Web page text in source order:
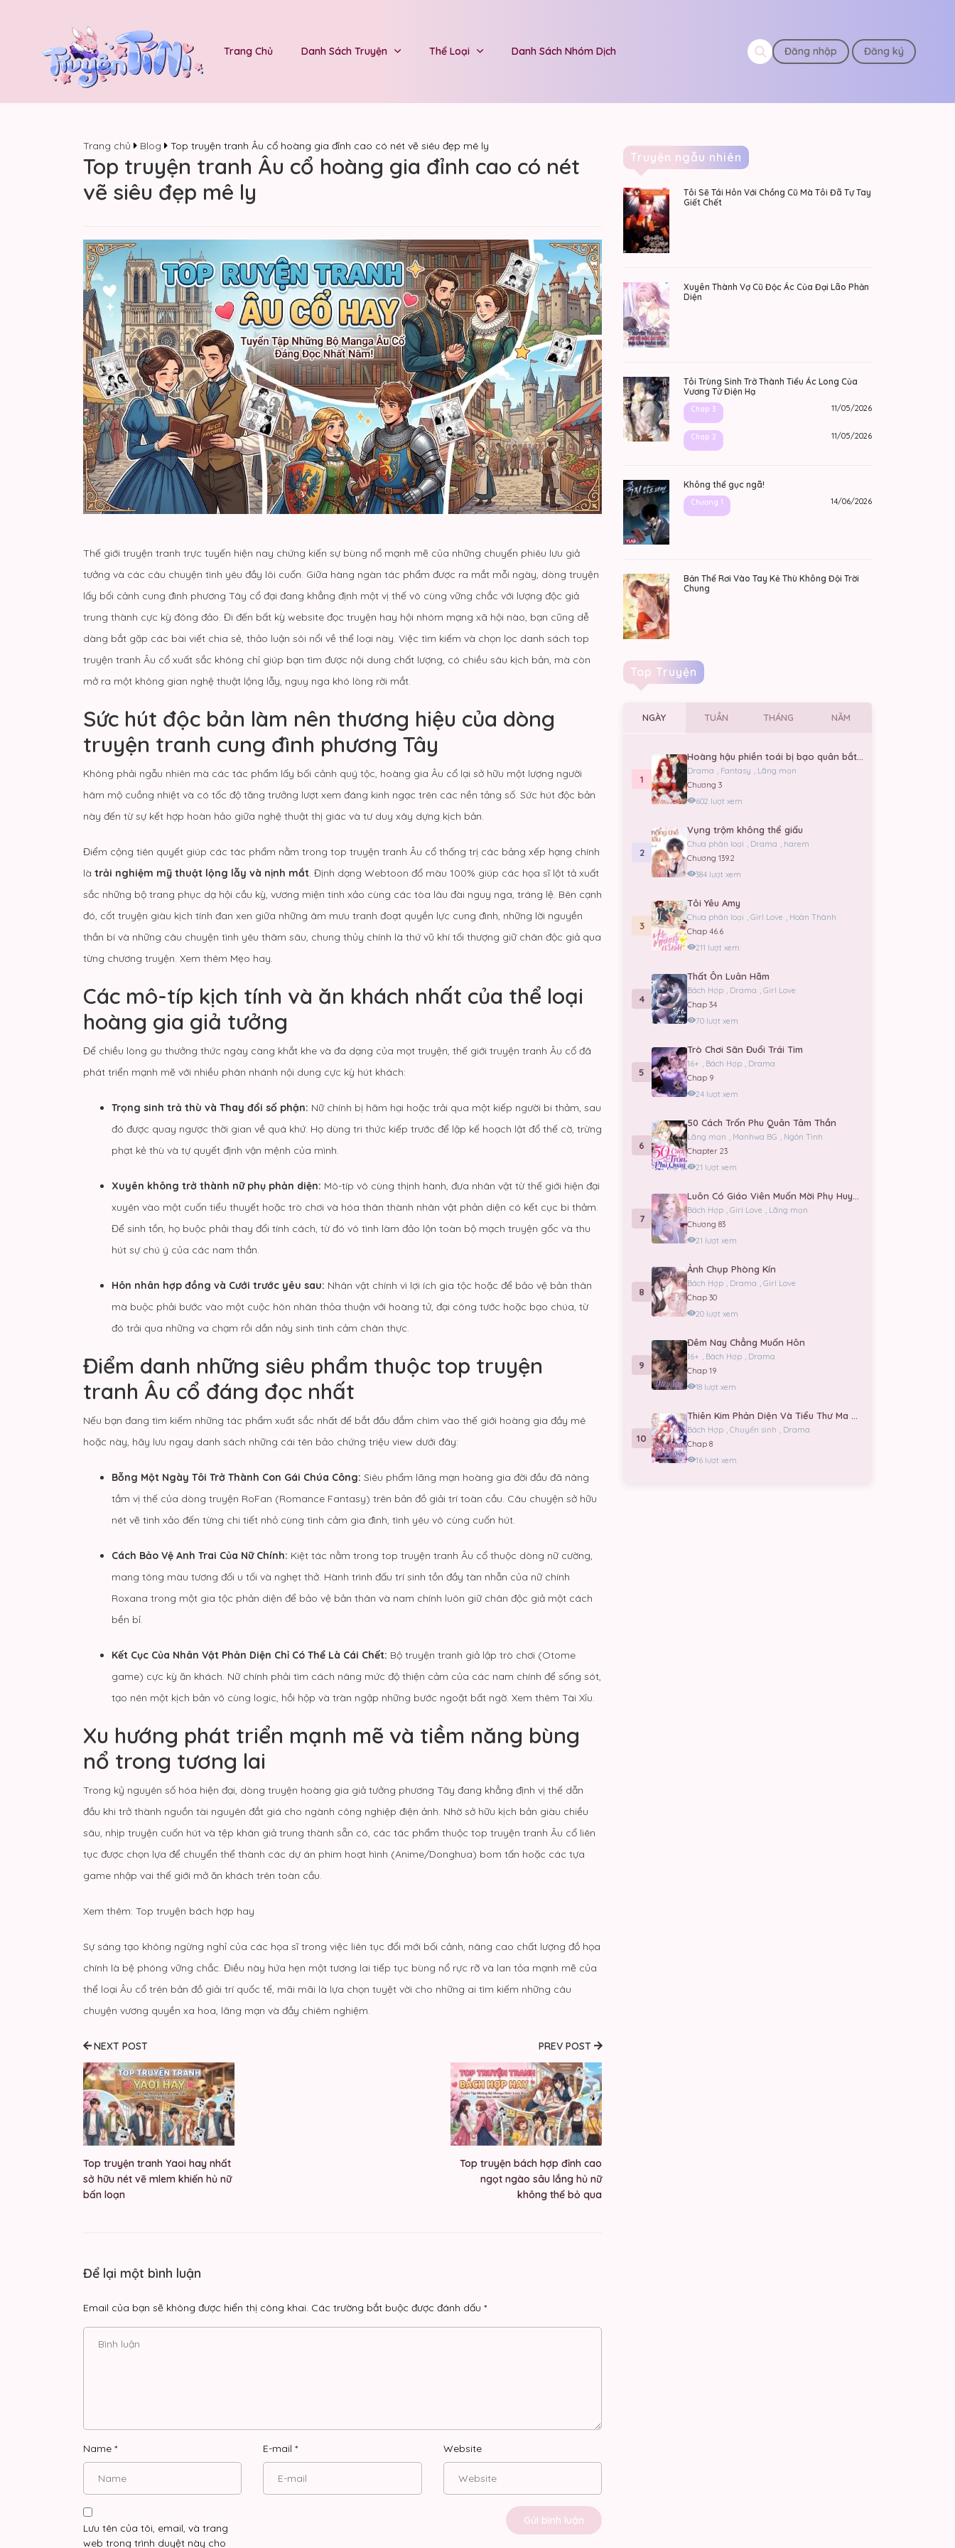
Trang Chủ Danh Sách Truyện Thể Loại Danh Sách Nhóm Dịch Đăng nhập Đăng ký
Trang chủ Blog Top truyện tranh Âu cổ hoàng gia đỉnh cao có nét vẽ siêu đẹp mê ly
Top truyện tranh Âu cổ hoàng gia đỉnh cao có nét
vẽ siêu đẹp mê ly
Thế giới truyện tranh trực tuyến hiện nay chứng kiến sự bùng nổ mạnh mẽ của những chuyến phiêu lưu giả
tưởng và các câu chuyện tình yêu đầy lôi cuốn. Giữa hàng ngàn tác phẩm được ra mắt mỗi ngày, dòng truyện
lấy bối cảnh cung đình phương Tây cổ đại đang khẳng định một vị thế vô cùng vững chắc với lượng độc giả
trung thành cực kỳ đông đảo. Đi đến bất kỳ website đọc truyện hay hội nhóm mạng xã hội nào, bạn cũng dễ
dàng bắt gặp các bài viết chia sẻ, thảo luận sôi nổi về thể loại này. Việc tìm kiếm và chọn lọc danh sách top
truyện tranh Âu cổ xuất sắc không chỉ giúp bạn tìm được nội dung chất lượng, có chiều sâu kịch bản, mà còn
mở ra một không gian nghệ thuật lộng lẫy, nguy nga khó lòng rời mắt.
Sức hút độc bản làm nên thương hiệu của dòng
truyện tranh cung đình phương Tây
Không phải ngẫu nhiên mà các tác phẩm lấy bối cảnh quý tộc, hoàng gia Âu cổ lại sở hữu một lượng người
hâm mộ cuồng nhiệt và có tốc độ tăng trưởng lượt xem đáng kinh ngạc trên các nền tảng số. Sức hút độc bản
này đến từ sự kết hợp hoàn hảo giữa nghệ thuật thị giác và tư duy xây dựng kịch bản.
Điểm cộng tiên quyết giúp các tác phẩm nằm trong top truyện tranh Âu cổ thống trị các bảng xếp hạng chính
là trải nghiệm mỹ thuật lộng lẫy và nịnh mắt . Định dạng Webtoon đổ màu 100% giúp các họa sĩ lột tả xuất
sắc những bộ trang phục dạ hội cầu kỳ, vương miện tinh xảo cùng các tòa lâu đài nguy nga, tráng lệ. Bên cạnh
đó, cốt truyện giàu kịch tính đan xen giữa những âm mưu tranh đoạt quyền lực cung đình, những lời nguyền
thần bí và những câu chuyện tình yêu thâm sâu, chung thủy chính là thứ vũ khí tối thượng giữ chân độc giả qua
từng chương truyện. Xem thêm Mẹo hay
Các mô-típ kịch tính và ăn khách nhất của thể loại
hoàng gia giả tưởng
Để chiều lòng gu thưởng thức ngày càng khắt khe và đa dạng của mọt truyện, thế giới truyện tranh Âu cổ đã
phát triển mạnh mẽ với nhiều phân nhánh nội dung cực kỳ hút khách:
Trọng sinh trả thù và Thay đổi số phận: Nữ chính bị hãm hại hoặc trải qua một kiếp người bi thảm, sau
đó được quay ngược thời gian về quá khứ. Họ dùng tri thức kiếp trước để lập kế hoạch lật đổ thế cờ, trừng
phạt kẻ thù và tự quyết định vận mệnh của mình.
Xuyên không trở thành nữ phụ phản diện: Mô-típ vô cùng thịnh hành, đưa nhân vật từ thế giới hiện đại
xuyên vào một cuốn tiểu thuyết hoặc trò chơi và hóa thân thành nhân vật phản diện có kết cục bi thảm.
Để sinh tồn, họ buộc phải thay đổi tính cách, từ đó vô tình làm đảo lộn toàn bộ mạch truyện gốc và thu
hút sự chú ý của các nam thần.
Hôn nhân hợp đồng và Cưới trước yêu sau: Nhân vật chính vì lợi ích gia tộc hoặc để bảo vệ bản thân
mà buộc phải bước vào một cuộc hôn nhân thỏa thuận với hoàng tử, đại công tước hoặc bạo chúa, từ
đó trải qua những va chạm rồi dần nảy sinh tình cảm chân thực.
Điểm danh những siêu phẩm thuộc top truyện
tranh Âu cổ đáng đọc nhất
Nếu bạn đang tìm kiếm những tác phẩm xuất sắc nhất để bắt đầu đắm chìm vào thế giới hoàng gia đầy mê
hoặc này, hãy lưu ngay danh sách những cái tên bảo chứng triệu view dưới đây:
Bỗng Một Ngày Tôi Trở Thành Con Gái Chúa Công: Siêu phẩm lãng mạn hoàng gia đời đầu đã nâng
tầm vị thế của dòng truyện RoFan (Romance Fantasy) trên bản đồ giải trí toàn cầu. Câu chuyện sở hữu
nét vẽ tinh xảo đến từng chi tiết nhỏ cùng tình cảm gia đình, tình yêu vô cùng cuốn hút.
Cách Bảo Vệ Anh Trai Của Nữ Chính: Kiệt tác nằm trong top truyện tranh Âu cổ thuộc dòng nữ cường,
mang tông màu tương đối u tối và nghẹt thở. Hành trình đấu trí sinh tồn đầy tàn nhẫn của nữ chính
Roxana trong một gia tộc phản diện để bảo vệ bản thân và nam chính luôn giữ chân độc giả một cách
bền bỉ.
Kết Cục Của Nhân Vật Phản Diện Chỉ Có Thể Là Cái Chết: Bộ truyện tranh giả lập trò chơi (Otome
game) cực kỳ ăn khách. Nữ chính phải tìm cách nâng mức độ thiện cảm của các nam chính để sống sót,
tạo nên một kịch bản vô cùng logic, hồi hộp và tràn ngập những bước ngoặt bất ngờ. Xem thêm Tài Xỉu
Xu hướng phát triển mạnh mẽ và tiềm năng bùng
nổ trong tương lai
Trong kỷ nguyên số hóa hiện đại, dòng truyện hoàng gia giả tưởng phương Tây đang khẳng định vị thế dẫn
đầu khi trở thành nguồn tài nguyên đắt giá cho ngành công nghiệp điện ảnh. Nhờ sở hữu kịch bản giàu chiều
sâu, nhịp truyện cuốn hút và tệp khán giả trung thành sẵn có, các tác phẩm thuộc top truyện tranh Âu cổ liên
tục được chọn lựa để chuyển thể thành các dự án phim hoạt hình (Anime/Donghua) bom tấn hoặc các tựa
game nhập vai thế giới mở ăn khách trên toàn cầu.
Xem thêm: Top truyện bách hợp hay
Sự sáng tạo không ngừng nghỉ của các họa sĩ trong việc liên tục đổi mới bối cảnh, nâng cao chất lượng đồ họa
chính là bệ phóng vững chắc. Điều này hứa hẹn một tương lai tiếp tục bùng nổ rực rỡ và lan tỏa mạnh mẽ của
thể loại Âu cổ trên bản đồ giải trí quốc tế, mãi mãi là lựa chọn tuyệt vời cho những ai tìm kiếm những câu
chuyện vương quyền xa hoa, lãng mạn và đầy chiêm nghiệm.
NEXT POST
Top truyện tranh Yaoi hay nhất
sở hữu nét vẽ mlem khiến hủ nữ
bấn loạn
PREV POST
Top truyện bách hợp đỉnh cao
ngọt ngào sâu lắng hủ nữ
không thể bỏ qua
Để lại một bình luận
Email của bạn sẽ không được hiển thị công khai. Các trường bắt buộc được đánh dấu *
Name * E-mail * Website
Lưu tên của tôi, email, và trang
web trong trình duyệt này cho
Truyện ngẫu nhiên
Tôi Sẽ Tái Hôn Với Chồng Cũ Mà Tôi Đã Tự Tay
Giết Chết
Xuyên Thành Vợ Cũ Độc Ác Của Đại Lão Phản
Diện
Tôi Trùng Sinh Trở Thành Tiểu Ác Long Của
Vương Tử Điện Hạ
Chap 3 11/05/2026
Chap 2 11/05/2026
Không thể gục ngã!
Chương 1 14/06/2026
Bản Thể Rơi Vào Tay Kẻ Thù Không Đội Trời
Chung
Top Truyện
NGÀY TUẦN THÁNG NĂM
1
Hoàng hậu phiền toái bị bạo quân bắt giữ
Drama , Fantasy , Lãng mạn
Chương 3
602 lượt xem
2
Vụng trộm không thể giấu
Chưa phân loại , Drama , harem
Chương 139.2
384 lượt xem
3
Tôi Yêu Amy
Chưa phân loại , Girl Love , Hoàn Thành
Chap 46.6
211 lượt xem
4
Thất Ôn Luân Hãm
Bách Hợp , Drama , Girl Love
Chap 34
70 lượt xem
5
Trò Chơi Săn Đuổi Trái Tim
16+ , Bách Hợp , Drama
Chap 9
24 lượt xem
6
50 Cách Trốn Phu Quân Tâm Thần
Lãng mạn , Manhwa BG , Ngôn Tình
Chapter 23
21 lượt xem
7
Luôn Có Giáo Viên Muốn Mời Phụ Huynh!
Bách Hợp , Girl Love , Lãng mạn
Chương 83
21 lượt xem
8
Ảnh Chụp Phòng Kín
Bách Hợp , Drama , Girl Love
Chap 30
20 lượt xem
9
Đêm Nay Chẳng Muốn Hôn
16+ , Bách Hợp , Drama
Chap 19
18 lượt xem
10
Thiên Kim Phản Diện Và Tiểu Thư Ma Vương
Bách Hợp , Chuyển sinh , Drama
Chap 8
16 lượt xem